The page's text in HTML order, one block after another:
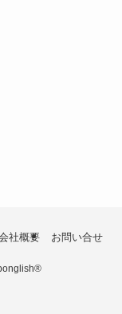
社概要 お問い合せ